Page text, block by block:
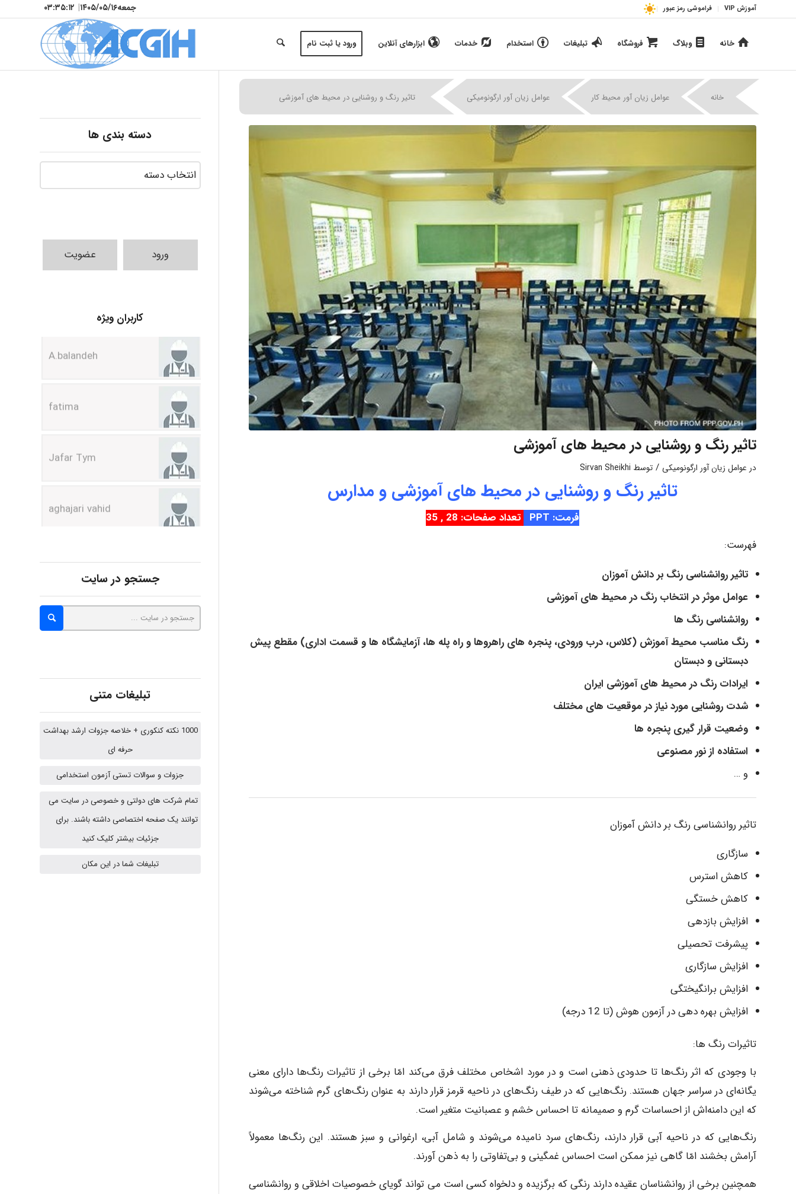
آموزش VIP فراموشی رمز عبور جمعه۱۴۰۵/۰۵/۱۶| ۰۳:۳۵:۱۴
خانه وبلاگ فروشگاه تبلیغات استخدام خدمات ابزارهای آنلاین ورود یا ثبت نام
خانه عوامل زیان آور محیط کار | عوامل زیان آور ارگونومیکی تاثیر رنگ و روشنایی در محیط های آموزشی
تاثیر رنگ و روشنایی در محیط های آموزشی
در عوامل زیان آور ارگونومیکی / توسط Sirvan Sheikhi
تاثیر رنگ و روشنایی در محیط های آموزشی و مدارس
فرمت: PPT
تعداد صفحات: 28 , 35
فهرست:
تاثیر روانشناسی رنگ بر دانش آموزان
عوامل موثر در انتخاب رنگ در محیط های آموزشی
روانشناسی رنگ ها
رنگ مناسب محیط آموزش (کلاس، درب ورودی، پنجره های راهروها و راه پله ها، آزمایشگاه ها و قسمت اداری) مقطع پیش
دبستانی و دبستان
ایرادات رنگ در محیط های آموزشی ایران
شدت روشنایی مورد نیاز در موقعیت های مختلف
وضعیت قرار گیری پنجره ها
استفاده از نور مصنوعی
و …
تاثیر روانشناسی رنگ بر دانش آموزان
سازگاری
کاهش استرس
کاهش خستگی
افزایش بازدهی
پیشرفت تحصیلی
افزایش سازگاری
افزایش برانگیختگی
افزایش بهره دهی در آزمون هوش (تا 12 درجه)
تاثیرات رنگ ها:
با وجودی که اثر رنگ‌ها تا حدودی ذهنی است و در مورد اشخاص مختلف فرق می‌کند امّا برخی از تاثیرات رنگ‌ها دارای معنی
یگانه‌ای در سراسر جهان هستند. رنگ‌هایی که در طیف رنگ‌های در ناحیه قرمز قرار دارند به عنوان رنگ‌های گرم شناخته می‌شوند
که این دامنه‌اش از احساسات گرم و صمیمانه تا احساس خشم و عصبانیت متغیر است.
رنگ‌هایی که در ناحیه آبی قرار دارند، رنگ‌های سرد نامیده می‌شوند و شامل آبی، ارغوانی و سبز هستند. این رنگ‌ها معمولاً
آرامش بخشند امّا گاهی نیز ممکن است احساس غمگینی و بی‌تفاوتی را به ذهن آورند.
همچنین برخی از روانشناسان عقیده دارند رنگی که برگزیده و دلخواه کسی است می تواند گویای خصوصیات اخلاقی و روانشناسی
دسته بندی ها
ورود عضویت
کاربران ویژه
fatima
Jafar Tym
aghajari vahid
Poubakhtiari
Alirez0990
hosein abdolvand
emami
A.balandeh
جستجو در سایت
تبلیغات متنی
1000 نکته کنکوری + خلاصه جزوات ارشد بهداشت
حرفه ای
جزوات و سوالات تستی آزمون استخدامی
تمام شرکت های دولتی و خصوصی در سایت می
توانند یک صفحه اختصاصی داشته باشند. برای
جزئیات بیشتر کلیک کنید
تبلیغات شما در این مکان